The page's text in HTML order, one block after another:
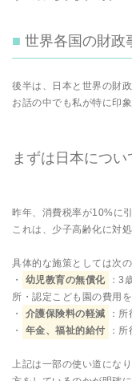
世界各国の財政
後半は、日本と世界の財
お話の中でも私が特に印
まずは日本につ
昨年、消費税率が10%に
これは、少子高齢化に対
具体的な施策としては次の
・
幼児教育の無償化
：3
所・認定こども園の費用
・
介護保険料の軽減
：
・
年金、福祉的給付 ：
上記は一部の使い道にな